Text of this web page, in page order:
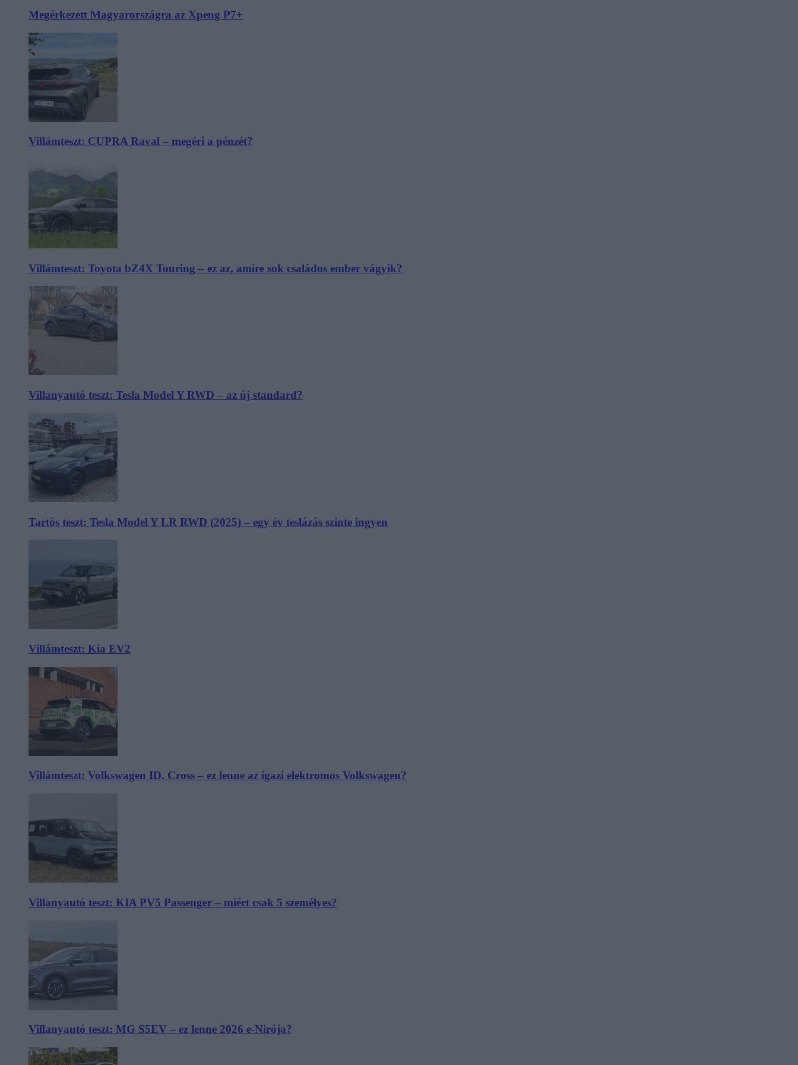
Megérkezett Magyarországra az Xpeng P7+
Villámteszt: CUPRA Raval – megéri a pénzét?
Villámteszt: Toyota bZ4X Touring – ez az, amire sok családos ember vágyik?
Villanyautó teszt: Tesla Model Y RWD – az új standard?
Tartós teszt: Tesla Model Y LR RWD (2025) – egy év teslázás szinte ingyen
Villámteszt: Kia EV2
Villámteszt: Volkswagen ID. Cross – ez lenne az igazi elektromos Volkswagen?
Villanyautó teszt: KIA PV5 Passenger – miért csak 5 személyes?
Villanyautó teszt: MG S5EV – ez lenne 2026 e-Nirója?